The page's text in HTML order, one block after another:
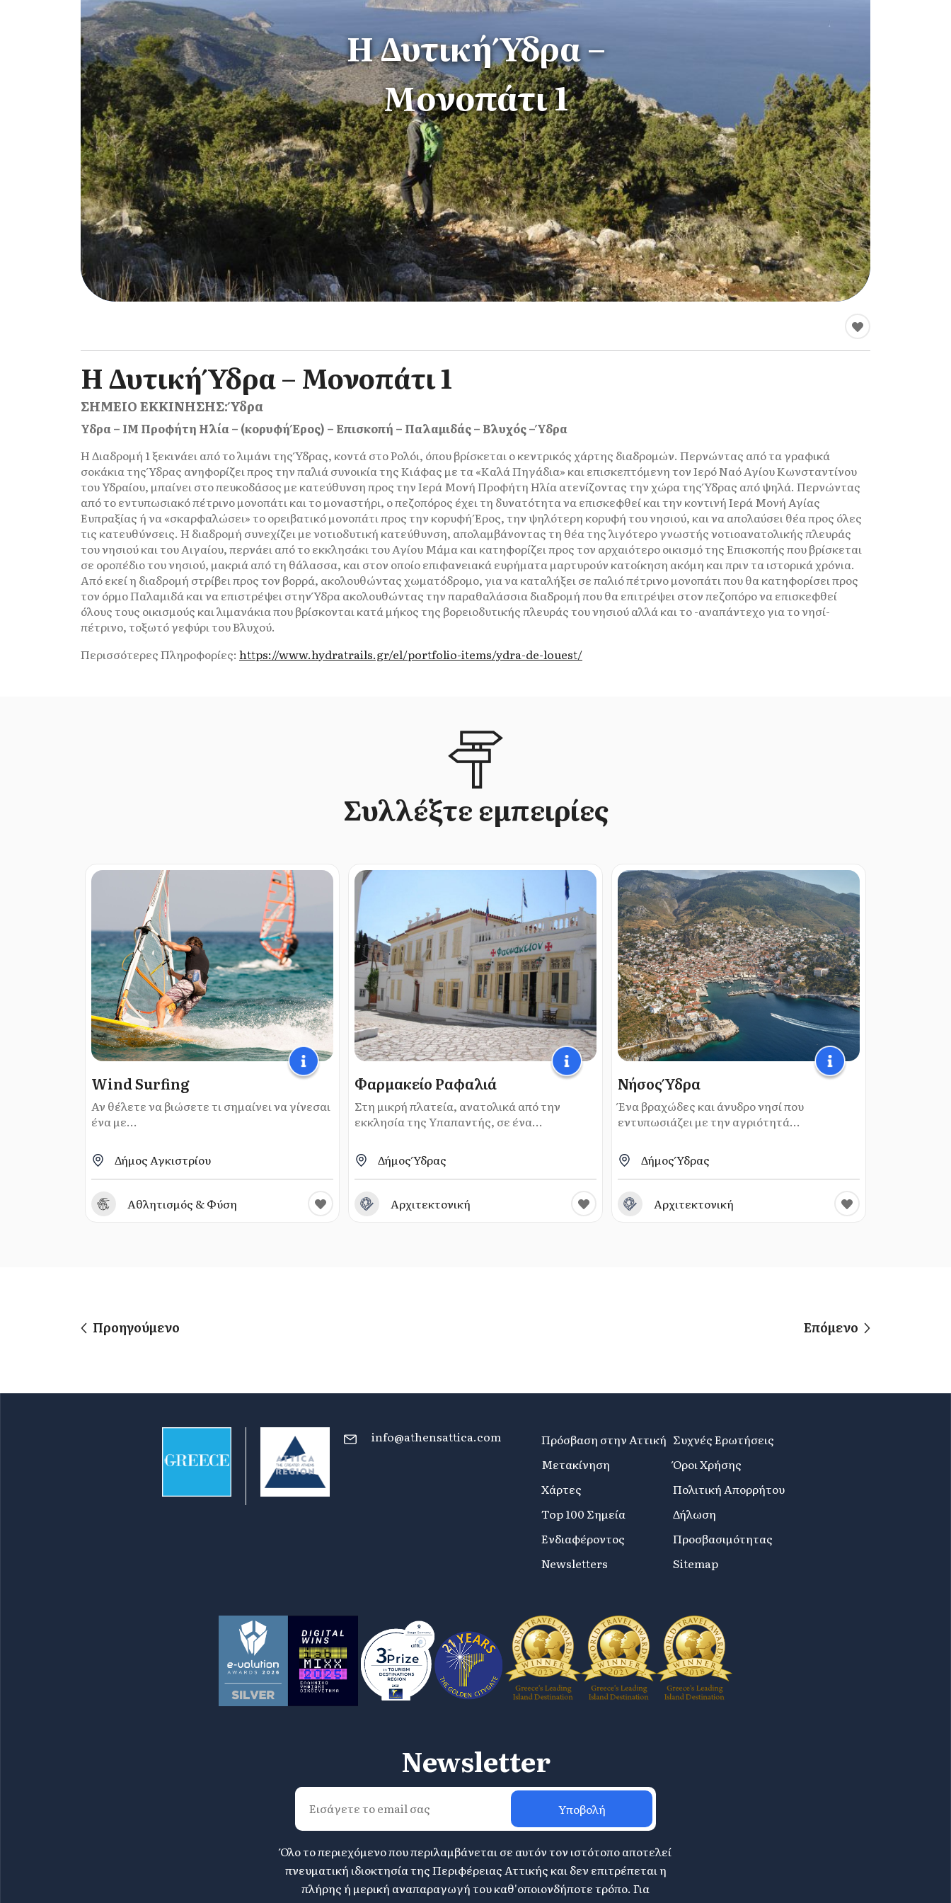
Η Δυτική Ύδρα –
Μονοπάτι 1
Η Δυτική Ύδρα – Μονοπάτι 1
ΣΗΜΕΙΟ ΕΚΚΙΝΗΣΗΣ: Ύδρα
Υδρα – ΙΜ Προφήτη Ηλία – (κορυφή Έρος) – Επισκοπή – Παλαμιδάς – Βλυχός – Ύδρα
Η Διαδρομή 1 ξεκινάει από το λιμάνι της Ύδρας, κοντά στο Ρολόι, όπου βρίσκεται ο κεντρικός χάρτης διαδρομών. Περνώντας από τα γραφικά
σοκάκια της Ύδρας ανηφορίζει προς την παλιά συνοικία της Κιάφας με τα «Καλά Πηγάδια» και επισκεπτόμενη τον Ιερό Ναό Αγίου Κωνσταντίνου
του Υδραίου, μπαίνει στο πευκοδάσος με κατεύθυνση προς την Ιερά Μονή Προφήτη Ηλία ατενίζοντας την χώρα της Ύδρας από ψηλά. Περνώντας
από το εντυπωσιακό πέτρινο μονοπάτι και το μοναστήρι, ο πεζοπόρος έχει τη δυνατότητα να επισκεφθεί και την κοντινή Ιερά Μονή Αγίας
Ευπραξίας ή να «σκαρφαλώσει» το ορειβατικό μονοπάτι προς την κορυφή Έρος, την ψηλότερη κορυφή του νησιού, και να απολαύσει θέα προς όλες
τις κατευθύνσεις. Η διαδρομή συνεχίζει με νοτιοδυτική κατεύθυνση, απολαμβάνοντας τη θέα της λιγότερο γνωστής νοτιοανατολικής πλευράς
του νησιού και του Αιγαίου, περνάει από το εκκλησάκι του Αγίου Μάμα και κατηφορίζει προς τον αρχαιότερο οικισμό της Επισκοπής που βρίσκεται
σε οροπέδιο του νησιού, μακριά από τη θάλασσα, και στον οποίο επιφανειακά ευρήματα μαρτυρούν κατοίκηση ακόμη και πριν τα ιστορικά χρόνια.
Από εκεί η διαδρομή στρίβει προς τον βορρά, ακολουθώντας χωματόδρομο, για να καταλήξει σε παλιό πέτρινο μονοπάτι που θα κατηφορίσει προς
τον όρμο Παλαμιδά και να επιστρέψει στην Ύδρα ακολουθώντας την παραθαλάσσια διαδρομή που θα επιτρέψει στον πεζοπόρο να επισκεφθεί
όλους τους οικισμούς και λιμανάκια που βρίσκονται κατά μήκος της βορειοδυτικής πλευράς του νησιού αλλά και το -αναπάντεχο για το νησί-
πέτρινο, τοξωτό γεφύρι του Βλυχού.
Περισσότερες Πληροφορίες: https://www.hydratrails.gr/el/portfolio-items/ydra-de-louest/
Συλλέξτε εμπειρίες
Wind Surfing
Αν θέλετε να βιώσετε τι σημαίνει να γίνεσαι
ένα με...
Δήμος Αγκιστρίου
Αθλητισμός & Φύση
Φαρμακείο Ραφαλιά
Στη μικρή πλατεία, ανατολικά από την
εκκλησία της Υπαπαντής, σε ένα...
Δήμος Ύδρας
Αρχιτεκτονική
Νήσος Ύδρα
Ένα βραχώδες και άνυδρο νησί που
εντυπωσιάζει με την αγριότητά...
Δήμος Ύδρας
Αρχιτεκτονική
Προηγούμενο Επόμενο
info@athensattica.com
Πρόσβαση στην Αττική
Μετακίνηση
Χάρτες
Top 100 Σημεία
Ενδιαφέροντος
Newsletters
Συχνές Ερωτήσεις
Όροι Χρήσης
Πολιτική Απορρήτου
Δήλωση
Προσβασιμότητας
Sitemap
Newsletter
Υποβολή
Όλο το περιεχόμενο που περιλαμβάνεται σε αυτόν τον ιστότοπο αποτελεί
πνευματική ιδιοκτησία της Περιφέρειας Αττικής και δεν επιτρέπεται η
πλήρης ή μερική αναπαραγωγή του καθ'οποιονδήποτε τρόπο. Για